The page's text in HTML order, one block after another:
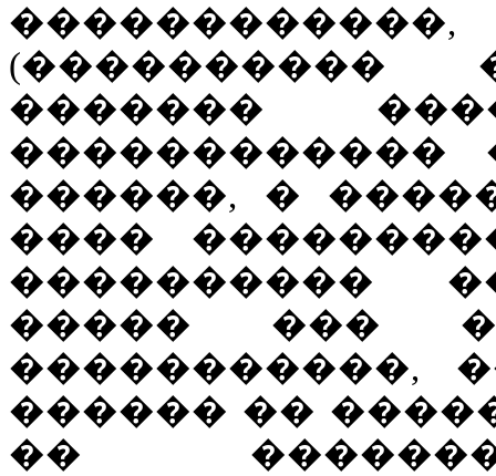
�������
������������
������, �
����
����������
����� ���
�����������,
������ ��
��